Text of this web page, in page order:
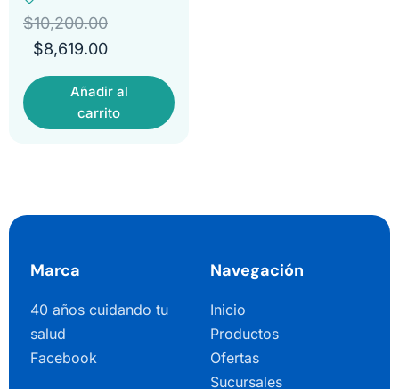
$10,200.00
$8,619.00
Añadir al
carrito
Marca
40 años cuidando tu
salud
Facebook
Navegación
Inicio
Productos
Ofertas
Sucursales